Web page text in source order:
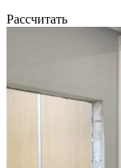
Рассчитать